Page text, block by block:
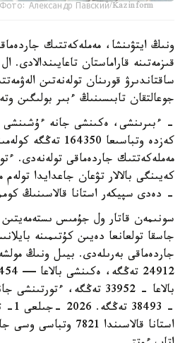
Фото: Александр Павский/Kazinform
ونىڭ ايتۋىنشا، مەملەكەتتىك
قىزمەتىنە قاراماستان تاعايىندالادى.
ساقتاندىرۋ قورىنان تولەنەتىن
جوعالتقان تابىسىنىڭ ءبىر بولىگىن
- ءبىرىنشى، ەكىنشى جانە ءۇشىنشى
كەزدە وتباسىعا
مەملەكەتتىك جاردەماقى تولەنەدى.
- دەدى سپيكەر استانا قالاسىنىڭ
سونىمەن قاتار ول جۇمىس ىستەمەيتىن
جاسقا تولعانعا دەيىن كۇتىمىنە
جاردەماقى بەرىلەدى. بيىل ونىڭ
بالاعا - 33952 تەڭگە،
-
استانا قالاسىندا